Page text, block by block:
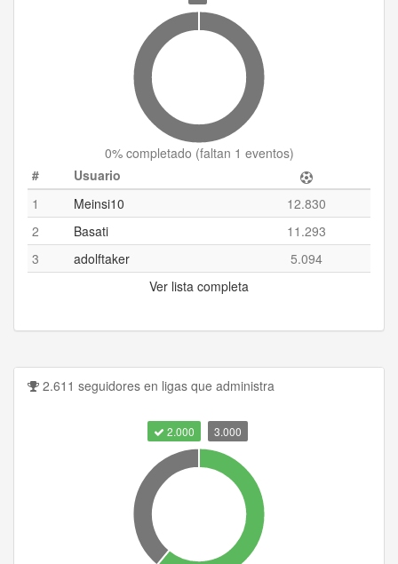
0% completado (faltan 1 eventos)
#
Usuario
1
Meinsi10
12.830
2
Basati
11.293
3
adolftaker
5.094
Ver lista completa
2.611 seguidores en ligas que administra
2.000 3.000